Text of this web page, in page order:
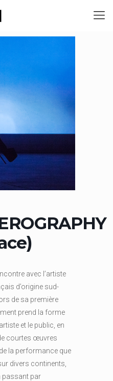
avec l’artiste
d’origine sud-
de sa première
prend la forme
et le public, en
courtes œuvres
la performance que
divers continents,
passant par